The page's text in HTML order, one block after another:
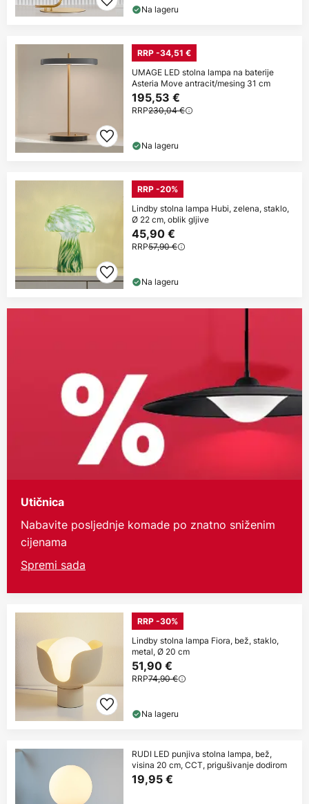
Na lageru
RRP -34,51 €
UMAGE LED stolna lampa na baterije
Asteria Move antracit/mesing 31 cm
195,53 €
RRP230,04 €
Na lageru
RRP -20%
Lindby stolna lampa Hubi, zelena, staklo,
Ø 22 cm, oblik gljive
45,90 €
RRP57,90 €
Na lageru
Utičnica
Nabavite posljednje komade po znatno sniženim
cijenama
Spremi sada
RRP -30%
Lindby stolna lampa Fiora, bež, staklo,
metal, Ø 20 cm
51,90 €
RRP74,90 €
Na lageru
RUDI LED punjiva stolna lampa, bež,
visina 20 cm, CCT, prigušivanje dodirom
19,95 €